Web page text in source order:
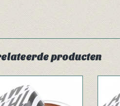
producten
Balsem